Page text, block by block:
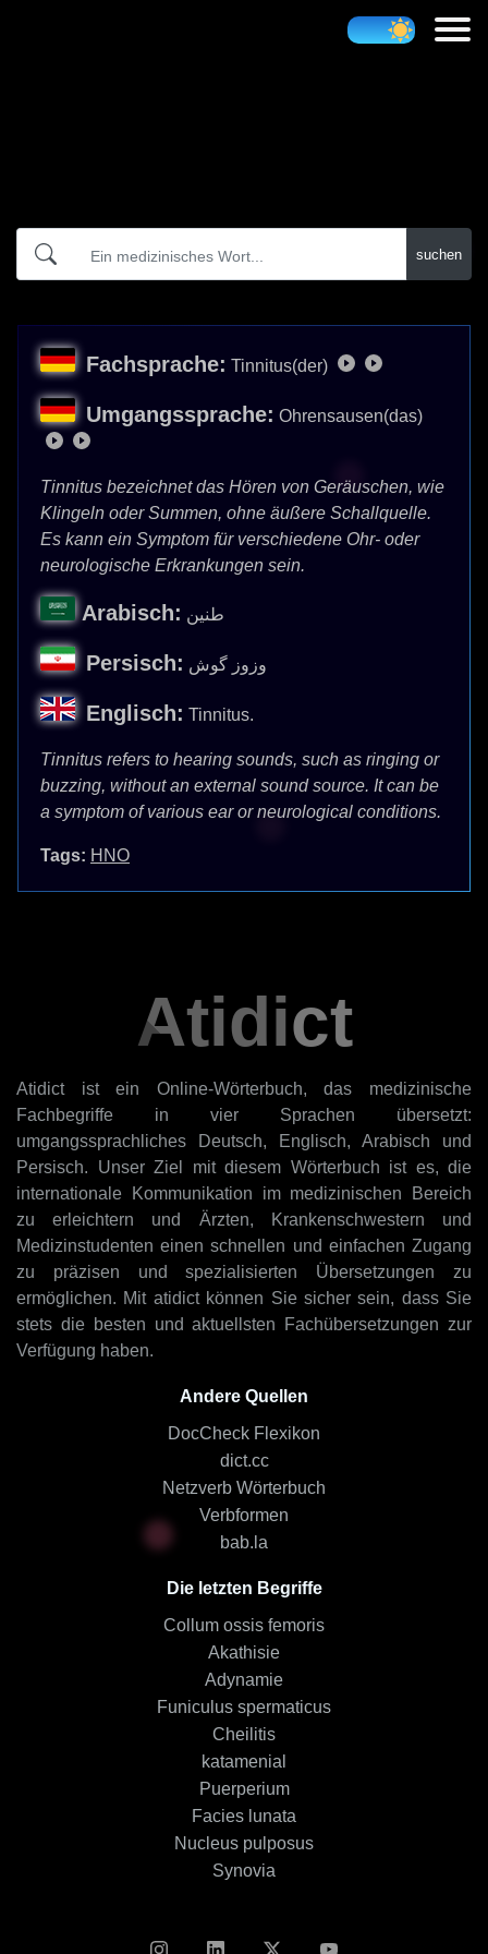
suchen
Fachsprache: Tinnitus(der)
Umgangssprache: Ohrensausen(das)
Tinnitus bezeichnet das Hören von Geräuschen, wie
Klingeln oder Summen, ohne äußere Schallquelle.
Es kann ein Symptom für verschiedene Ohr- oder
neurologische Erkrankungen sein.
Arabisch: طنين
Persisch: وزوز گوش
Englisch: Tinnitus.
Tinnitus refers to hearing sounds, such as ringing or
buzzing, without an external sound source. It can be
a symptom of various ear or neurological conditions.
Tags: HNO
Atidict
Atidict ist ein Online-Wörterbuch, das medizinische
Fachbegriffe in vier Sprachen übersetzt:
umgangssprachliches Deutsch, Englisch, Arabisch und
Persisch. Unser Ziel mit diesem Wörterbuch ist es, die
internationale Kommunikation im medizinischen Bereich
zu erleichtern und Ärzten, Krankenschwestern und
Medizinstudenten einen schnellen und einfachen Zugang
zu präzisen und spezialisierten Übersetzungen zu
ermöglichen. Mit atidict können Sie sicher sein, dass Sie
stets die besten und aktuellsten Fachübersetzungen zur
Verfügung haben.
Andere Quellen
DocCheck Flexikon
dict.cc
Netzverb Wörterbuch
Verbformen
bab.la
Die letzten Begriffe
Collum ossis femoris
Akathisie
Adynamie
Funiculus spermaticus
Cheilitis
katamenial
Puerperium
Facies lunata
Nucleus pulposus
Synovia